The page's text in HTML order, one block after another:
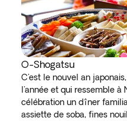
O-Shogatsu
C'est le nouvel an
l'année et qui ressemble
célébration un dîner
assiette de soba, fines